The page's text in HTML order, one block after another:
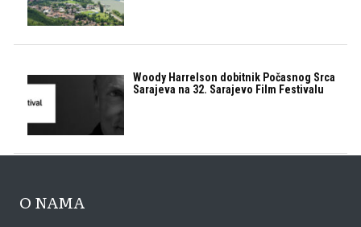
Woody Harrelson dobitnik Počasnog Srca
Sarajeva na 32. Sarajevo Film Festivalu
O NAMA